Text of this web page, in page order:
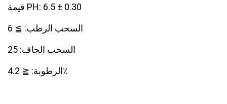
قيمة PH: 6.5 ± 0.30
السحب الرطب: ≧ 6
السحب الجاف: 25
الرطوبة: ≦ 4.2٪